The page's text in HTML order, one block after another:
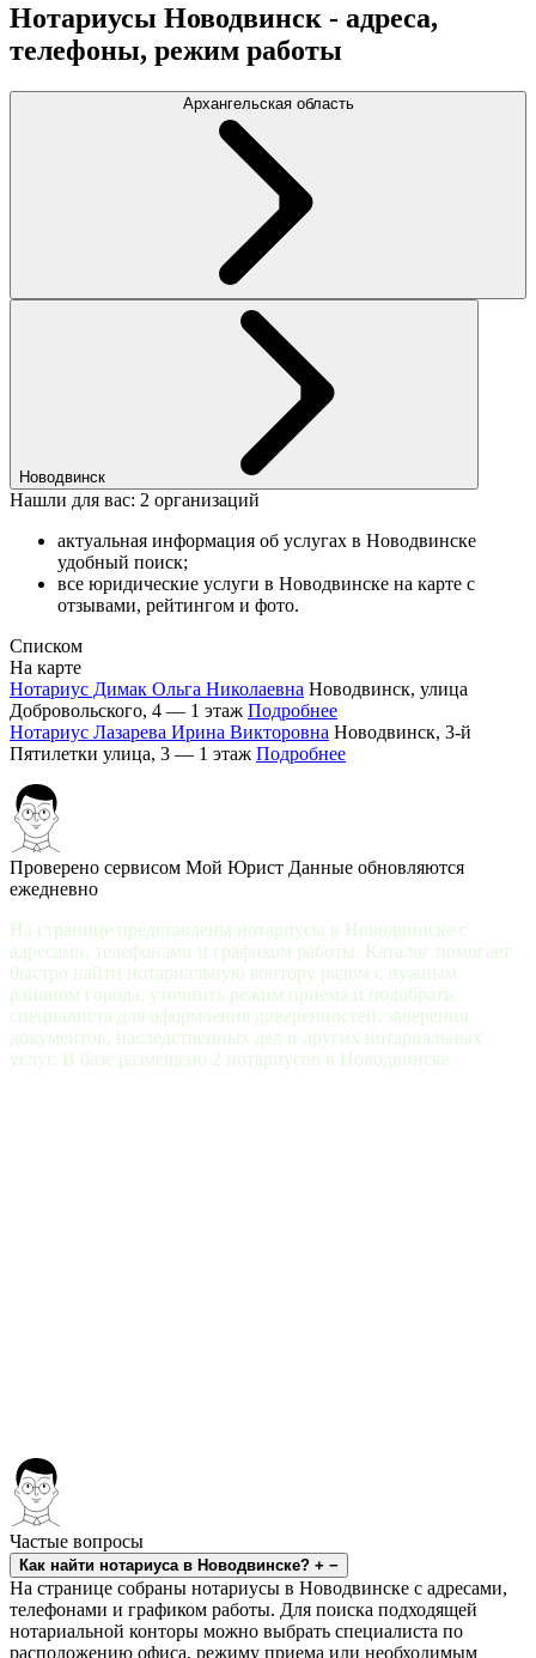
Нотариусы Новодвинск - адреса,
телефоны, режим работы
Архангельская область
Новодвинск
Нашли для вас: 2 организаций
актуальная информация об услугах в Новодвинске
удобный поиск;
все юридические услуги в Новодвинске на карте с
отзывами, рейтингом и фото.
Списком
На карте
Нотариус Димак Ольга Николаевна Новодвинск, улица
Добровольского, 4 — 1 этаж Подробнее
Нотариус Лазарева Ирина Викторовна Новодвинск, 3-й
Пятилетки улица, 3 — 1 этаж Подробнее
Проверено сервисом Мой Юрист Данные обновляются
ежедневно
На странице представлены нотариусы в Новодвинске с
адресами, телефонами и графиком работы. Каталог помогает
быстро найти нотариальную контору рядом с нужным
районом города, уточнить режим приема и подобрать
специалиста для оформления доверенностей, заверения
документов, наследственных дел и других нотариальных
услуг. В базе размещено 2 нотариусов в Новодвинске.
Частые вопросы
Как найти нотариуса в Новодвинске? + −
На странице собраны нотариусы в Новодвинске с адресами,
телефонами и графиком работы. Для поиска подходящей
нотариальной конторы можно выбрать специалиста по
расположению офиса, режиму приема или необходимым